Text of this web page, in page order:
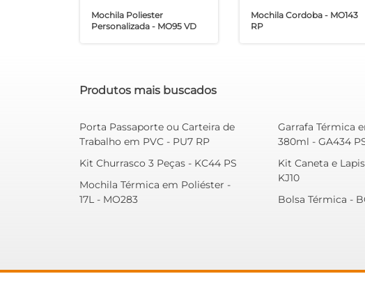
Mochila Poliester
Personalizada - MO95 VD
Mochila Cordoba - MO143
RP
Produtos mais buscados
Porta Passaporte ou Carteira de
Trabalho em PVC - PU7 RP
Kit Churrasco 3 Peças - KC44 PS
Mochila Térmica em Poliéster -
17L - MO283
Garrafa Térmica
380ml - GA434
Kit Caneta e
KJ10
Bolsa Térmica -